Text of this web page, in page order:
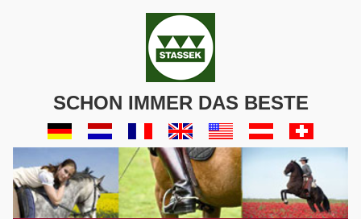
SCHON IMMER DAS BESTE